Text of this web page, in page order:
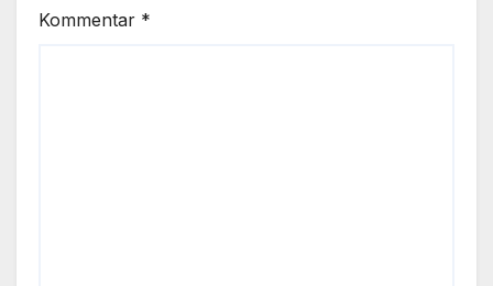
Kommentar *